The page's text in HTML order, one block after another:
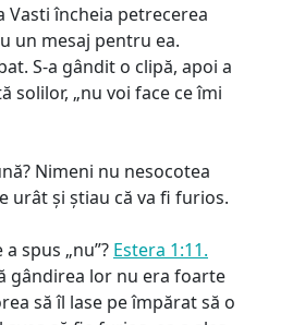
Vasti încheia petrecerea
un mesaj pentru ea.
S-a gândit o clipă, apoi a
solilor, „nu voi face ce îmi
Nimeni nu nesocotea
urât și știau că va fi furios.
spus „nu”? Estera 1:11.
gândirea lor nu era foarte
să îl lase pe împărat să o